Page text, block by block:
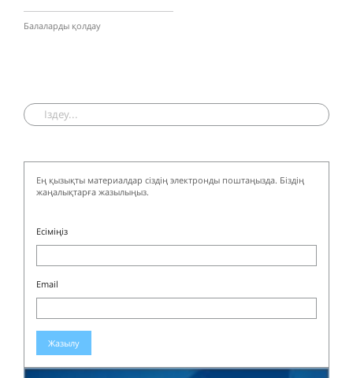
Балаларды қолдау
Ең қызықты материалдар сіздің электронды поштаңызда. Біздің
жаңалықтарға жазылыңыз.
Есіміңіз
Email
Жазылу